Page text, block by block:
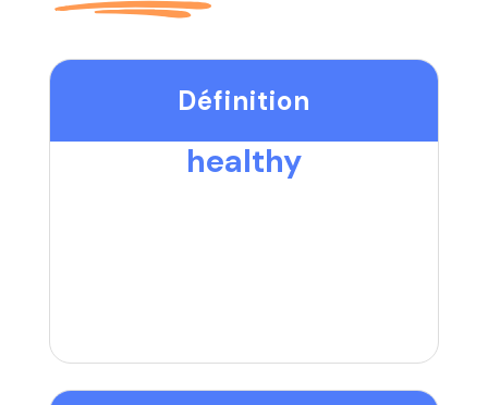
Définition
healthy